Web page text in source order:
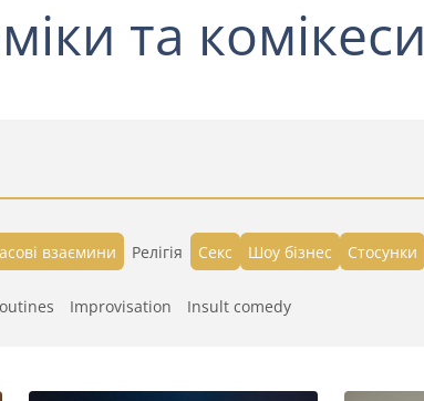
та комікеси
взаємини Релігія Секс Шоу бізнес Стосунки
Improvisation Insult comedy